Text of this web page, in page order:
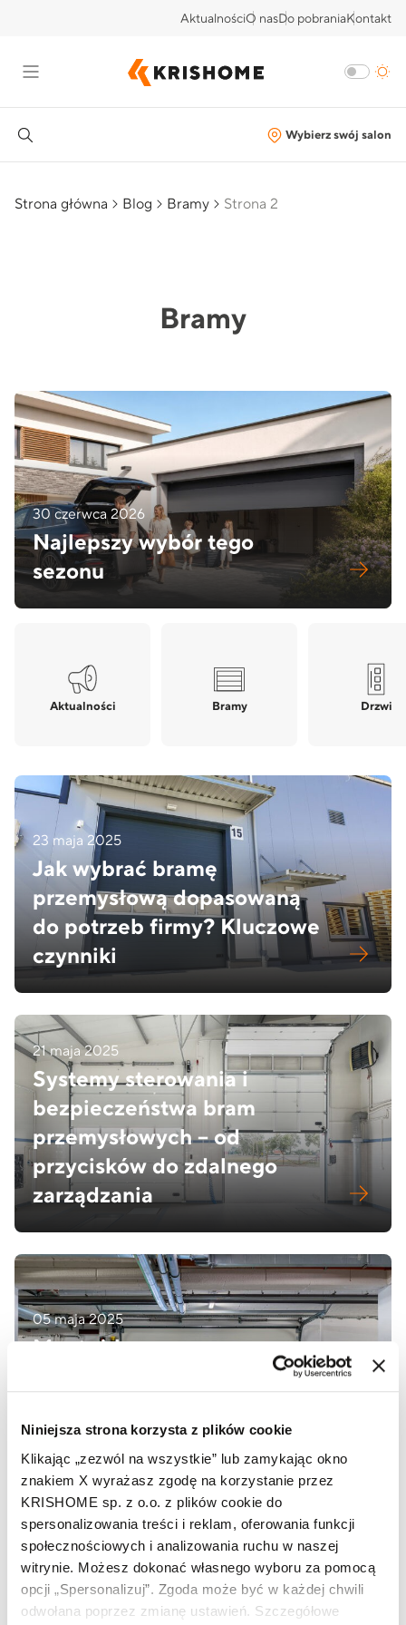
Niniejsza strona korzysta z plików cookie
Klikając „zezwól na wszystkie” lub zamykając okno
znakiem X wyrażasz zgodę na korzystanie przez
KRISHOME sp. z o.o. z plików cookie do
spersonalizowania treści i reklam, oferowania funkcji
społecznościowych i analizowania ruchu w naszej
witrynie. Możesz dokonać własnego wyboru za pomocą
opcji „Spersonalizuj”. Zgoda może być w każdej chwili
odwołana poprzez zmianę ustawień. Szczegółowe
AktualnościO nasDo pobraniaKontakt
Wybierz swój salon
Strona główna Blog Bramy Strona 2
Bramy
30 czerwca 2026
Najlepszy wybór tego
sezonu
Aktualności Bramy Drzwi
23 maja 2025
Jak wybrać bramę
przemysłową dopasowaną
do potrzeb firmy? Kluczowe
czynniki
21 maja 2025
Systemy sterowania i
bezpieczeństwa bram
przemysłowych – od
przycisków do zdalnego
zarządzania
05 maja 2025
Montaż bram
przy instalacji bramy w hali?
13 lutego 2025
Porównanie różnych typów
bram garażowych – która